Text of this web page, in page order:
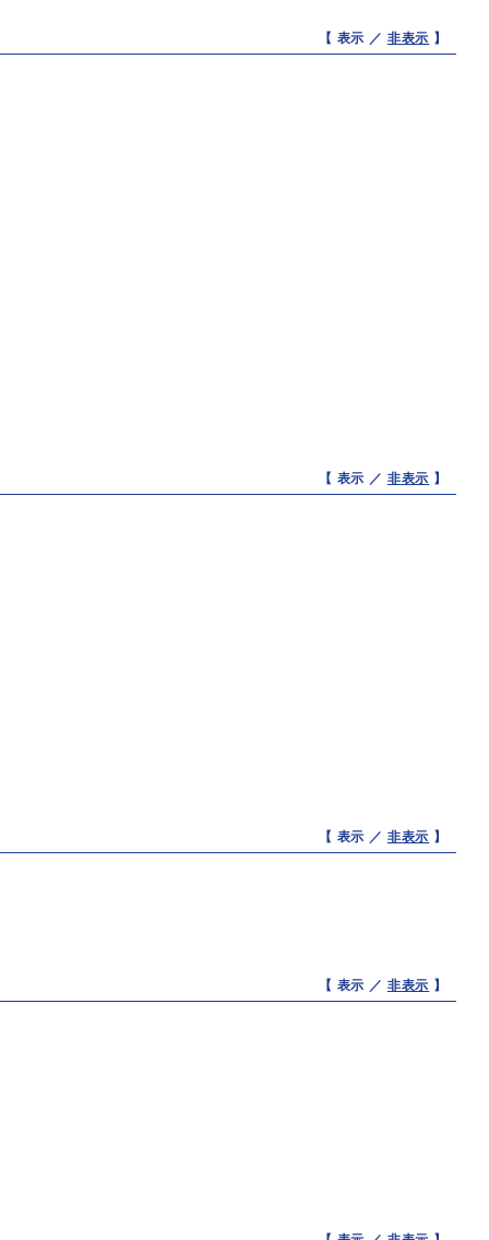
【 表示 ／ 非表示 】
【 表示 ／ 非表示 】
【 表示 ／ 非表示 】
【 表示 ／ 非表示 】